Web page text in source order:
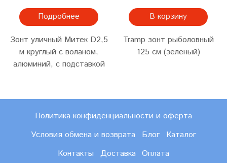
Подробнее
Зонт уличный Митек D2,5
м круглый с воланом,
алюминий, с подставкой
В корзину
Tramp зонт рыболовный
125 см (зеленый)
Политика конфиденциальности и оферта
Условия обмена и возврата
Блог
Каталог
Контакты
Доставка Оплата